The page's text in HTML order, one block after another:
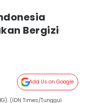
Bergizi
Add Us on Google
(IDN Times/Tunggul